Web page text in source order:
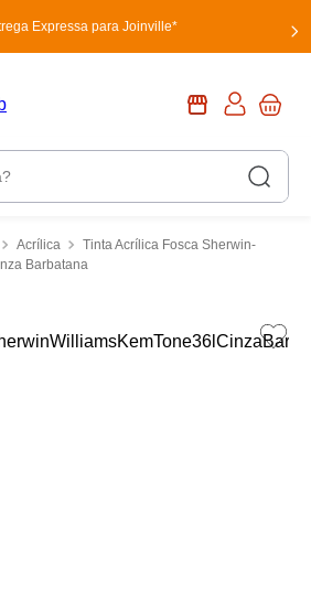
Expressa para Joinville*
Acrílica
Tinta Acrílica Fosca Sherwin-
Barbatana